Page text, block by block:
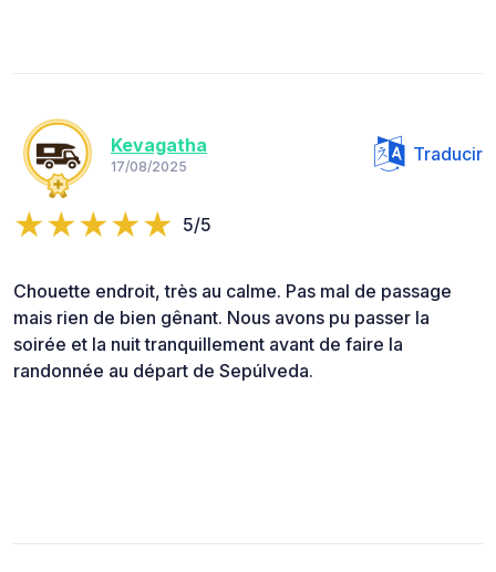
Kevagatha
17/08/2025
Traducir
5/5
Chouette endroit, très au calme. Pas mal de passage
mais rien de bien gênant. Nous avons pu passer la
soirée et la nuit tranquillement avant de faire la
randonnée au départ de Sepúlveda.